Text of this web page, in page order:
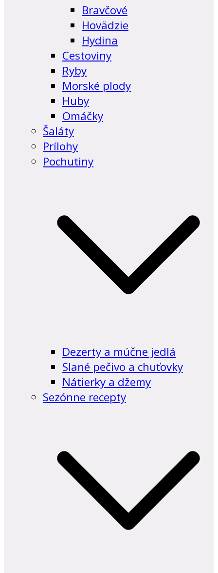
Bravčové
Hovädzie
Hydina
Cestoviny
Ryby
Morské plody
Huby
Omáčky
Šaláty
Prílohy
Pochutiny
Dezerty a múčne jedlá
Slané pečivo a chuťovky
Nátierky a džemy
Sezónne recepty